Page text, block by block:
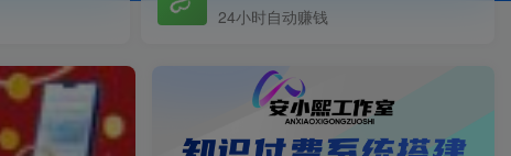
24小时自动赚钱